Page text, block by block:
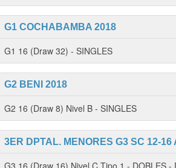
G1 COCHABAMBA 2018
G1 16 (Draw 32) - SINGLES
G2 BENI 2018
G2 16 (Draw 8) Nivel B - SINGLES
3ER DPTAL. MENORES G3 SC 12-16
G3 16 (Draw 16) Nivel C Tipo 1 - DOBLES -